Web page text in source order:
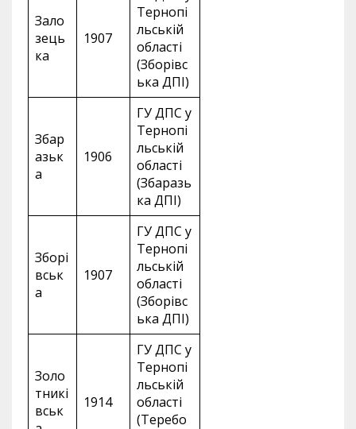
Зало
зець
ка
1907
Тернопі
льській
області
(Зборівс
ька ДПІ)
Збар
азьк
а
1906
ГУ ДПС у
Тернопі
льській
області
(Збаразь
ка ДПІ)
Зборі
вськ
а
1907
ГУ ДПС у
Тернопі
льській
області
(Зборівс
ька ДПІ)
Золо
тникі
вськ
1914
ГУ ДПС у
Тернопі
льській
області
(Теребо